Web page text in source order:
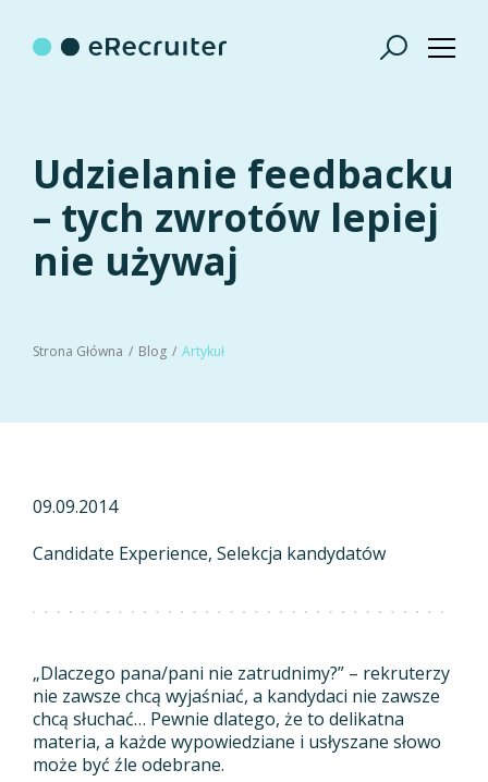
Udzielanie feedbacku
– tych zwrotów lepiej
nie używaj
Strona Główna Blog Artykuł
09.09.2014
Candidate Experience Selekcja kandydatów
„Dlaczego pana/pani nie zatrudnimy?” – rekruterzy
nie zawsze chcą wyjaśniać, a kandydaci nie zawsze
chcą słuchać… Pewnie dlatego, że to delikatna
materia, a każde wypowiedziane i usłyszane słowo
może być źle odebrane.